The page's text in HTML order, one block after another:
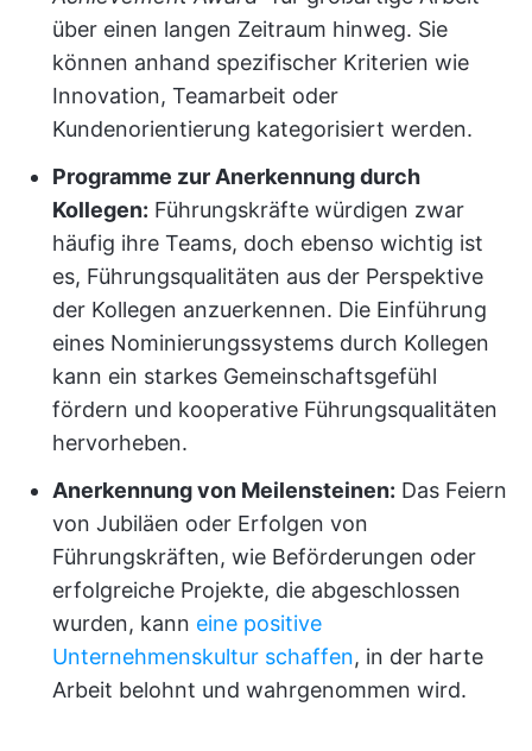
über einen langen Zeitraum hinweg. Sie
können anhand spezifischer Kriterien wie
Innovation, Teamarbeit oder
Kundenorientierung kategorisiert werden.
Programme zur Anerkennung durch
Kollegen: Führungskräfte würdigen zwar
häufig ihre Teams, doch ebenso wichtig ist
es, Führungsqualitäten aus der Perspektive
der Kollegen anzuerkennen. Die Einführung
eines Nominierungssystems durch Kollegen
kann ein starkes Gemeinschaftsgefühl
fördern und kooperative Führungsqualitäten
hervorheben.
Anerkennung von Meilensteinen: Das Feiern
von Jubiläen oder Erfolgen von
Führungskräften, wie Beförderungen oder
erfolgreiche Projekte, die abgeschlossen
wurden, kann eine positive
Unternehmenskultur schaffen, in der harte
Arbeit belohnt und wahrgenommen wird.